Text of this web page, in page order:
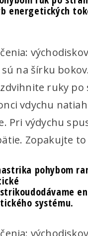
energetických
na šírku
ruky po
vdychu
Pri výdychu
Zopakujte to
pohybom
systému.